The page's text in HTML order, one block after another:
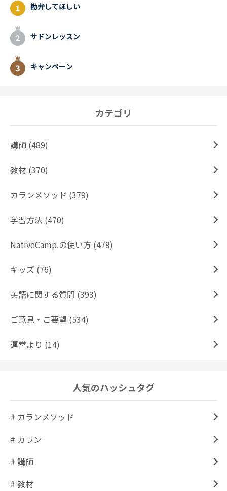
勘弁してほしい
サドンレッスン
キャンペーン
カテゴリ
講師 (489)
教材 (370)
カランメソッド (379)
学習方法 (470)
NativeCamp.の使い方 (479)
キッズ (76)
英語に関する質問 (393)
ご意見・ご要望 (534)
運営より (14)
人気のハッシュタグ
# カランメソッド
# カラン
# 講師
# 教材